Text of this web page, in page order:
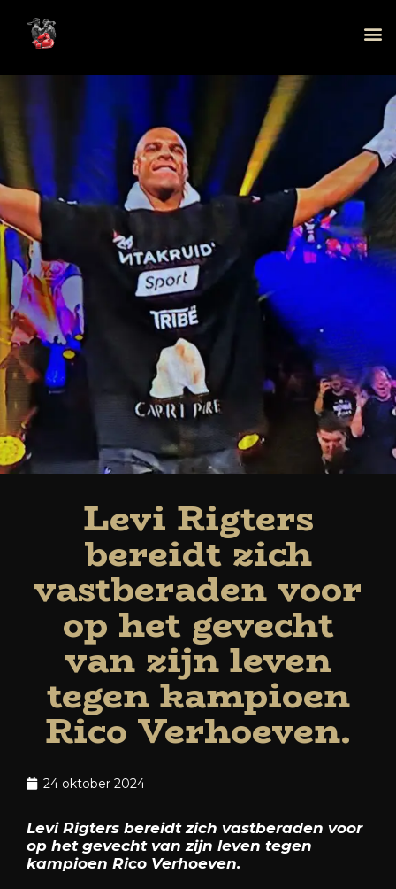
Levi Rigters
bereidt zich
vastberaden voor
op het gevecht
van zijn leven
tegen kampioen
Rico Verhoeven.
24 oktober 2024
Levi Rigters bereidt zich vastberaden voor
op het gevecht van zijn leven tegen
kampioen Rico Verhoeven.